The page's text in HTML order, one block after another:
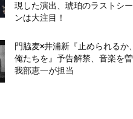
現した演出、琥珀のラストシー
ンは大注目！
門脇麦×井浦新『止められるか、
俺たちを』予告解禁、音楽を曽
我部恵一が担当